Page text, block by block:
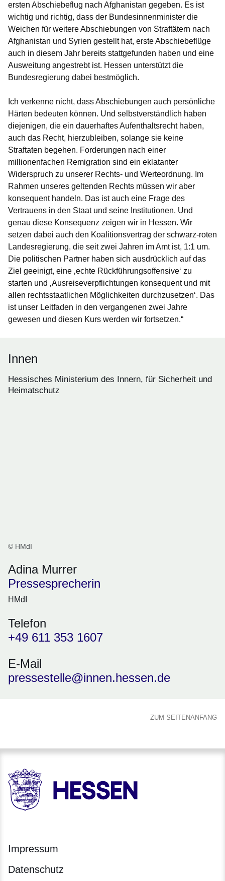
ersten Abschiebeflug nach Afghanistan gegeben. Es ist
wichtig und richtig, dass der Bundesinnenminister die
Weichen für weitere Abschiebungen von Straftätern nach
Afghanistan und Syrien gestellt hat, erste Abschiebeflüge
auch in diesem Jahr bereits stattgefunden haben und eine
Ausweitung angestrebt ist. Hessen unterstützt die
Bundesregierung dabei bestmöglich.
Ich verkenne nicht, dass Abschiebungen auch persönliche
Härten bedeuten können. Und selbstverständlich haben
diejenigen, die ein dauerhaftes Aufenthaltsrecht haben,
auch das Recht, hierzubleiben, solange sie keine
Straftaten begehen. Forderungen nach einer
millionenfachen Remigration sind ein eklatanter
Widerspruch zu unserer Rechts- und Werteordnung. Im
Rahmen unseres geltenden Rechts müssen wir aber
konsequent handeln. Das ist auch eine Frage des
Vertrauens in den Staat und seine Institutionen. Und
genau diese Konsequenz zeigen wir in Hessen. Wir
setzen dabei auch den Koalitionsvertrag der schwarz-roten
Landesregierung, die seit zwei Jahren im Amt ist, 1:1 um.
Die politischen Partner haben sich ausdrücklich auf das
Ziel geeinigt, eine ‚echte Rückführungsoffensive‘ zu
starten und ‚Ausreiseverpflichtungen konsequent und mit
allen rechtsstaatlichen Möglichkeiten durchzusetzen‘. Das
ist unser Leitfaden in den vergangenen zwei Jahre
gewesen und diesen Kurs werden wir fortsetzen.“
Innen
Hessisches Ministerium des Innern, für Sicherheit und
Heimatschutz
© HMdI
Adina Murrer
Pressesprecherin
HMdI
Telefon
+49 611 353 1607
E-Mail
pressestelle@innen.hessen.de
ZUM SEITENANFANG
HESSEN - Hessische Landesregierung
Impressum
Datenschutz